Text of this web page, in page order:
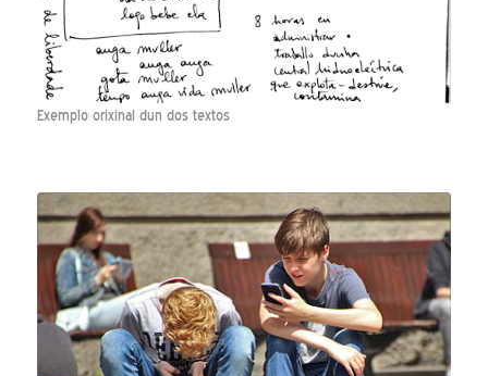
Exemplo orixinal dun dos textos